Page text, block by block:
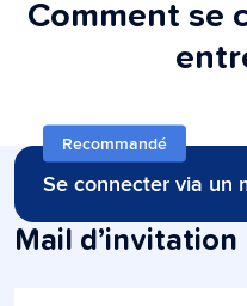
Comment se
Recommandé
Se connecter via un
Mail d’invitation